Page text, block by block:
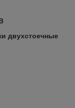
двухстоечные